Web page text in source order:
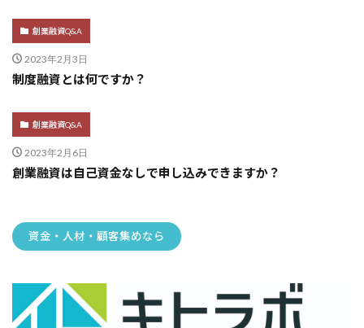
創業融資Q&A
2023年2月3日
制度融資とは何ですか？
創業融資Q&A
2023年2月6日
創業融資は自己資金なしで申し込みできますか？
資金・人材・顧客集めなら